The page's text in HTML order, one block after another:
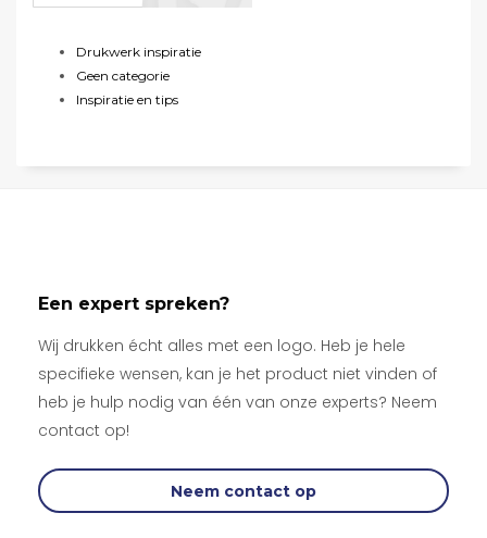
Drukwerk inspiratie
Geen categorie
Inspiratie en tips
Een expert spreken?
Wij drukken écht alles met een logo. Heb je hele
specifieke wensen, kan je het product niet vinden of
heb je hulp nodig van één van onze experts? Neem
contact op!
Neem contact op